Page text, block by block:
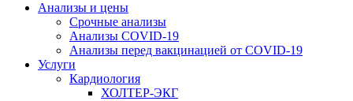
Анализы и цены
Срочные анализы
Анализы COVID-19
Анализы перед вакцинацией от COVID-19
Услуги
Кардиология
ХОЛТЕР-ЭКГ